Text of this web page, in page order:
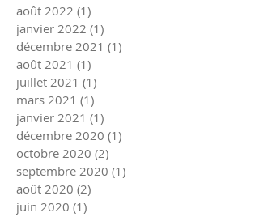
août 2022 (1)
janvier 2022 (1)
décembre 2021 (1)
août 2021 (1)
juillet 2021 (1)
mars 2021 (1)
janvier 2021 (1)
décembre 2020 (1)
octobre 2020 (2)
septembre 2020 (1)
août 2020 (2)
juin 2020 (1)